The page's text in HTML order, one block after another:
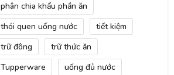
phân chia khẩu phần ăn
thói quen uống nước
tiết kiệm
trữ đông
trữ thức ăn
Tupperware
uống đủ nước